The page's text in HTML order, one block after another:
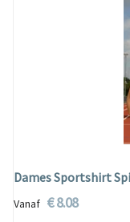
Dames Sportshirt
Vanaf € 8.08